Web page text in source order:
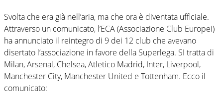
Svolta che era già nell’aria, ma che ora è diventata ufficiale.
Attraverso un comunicato, l’ECA (Associazione Club Europei)
ha annunciato il reintegro di 9 dei 12 club che avevano
disertato l’associazione in favore della Superlega. SI tratta di
Milan, Arsenal, Chelsea, Atletico Madrid, Inter, Liverpool,
Manchester City, Manchester United e Tottenham. Ecco il
comunicato: